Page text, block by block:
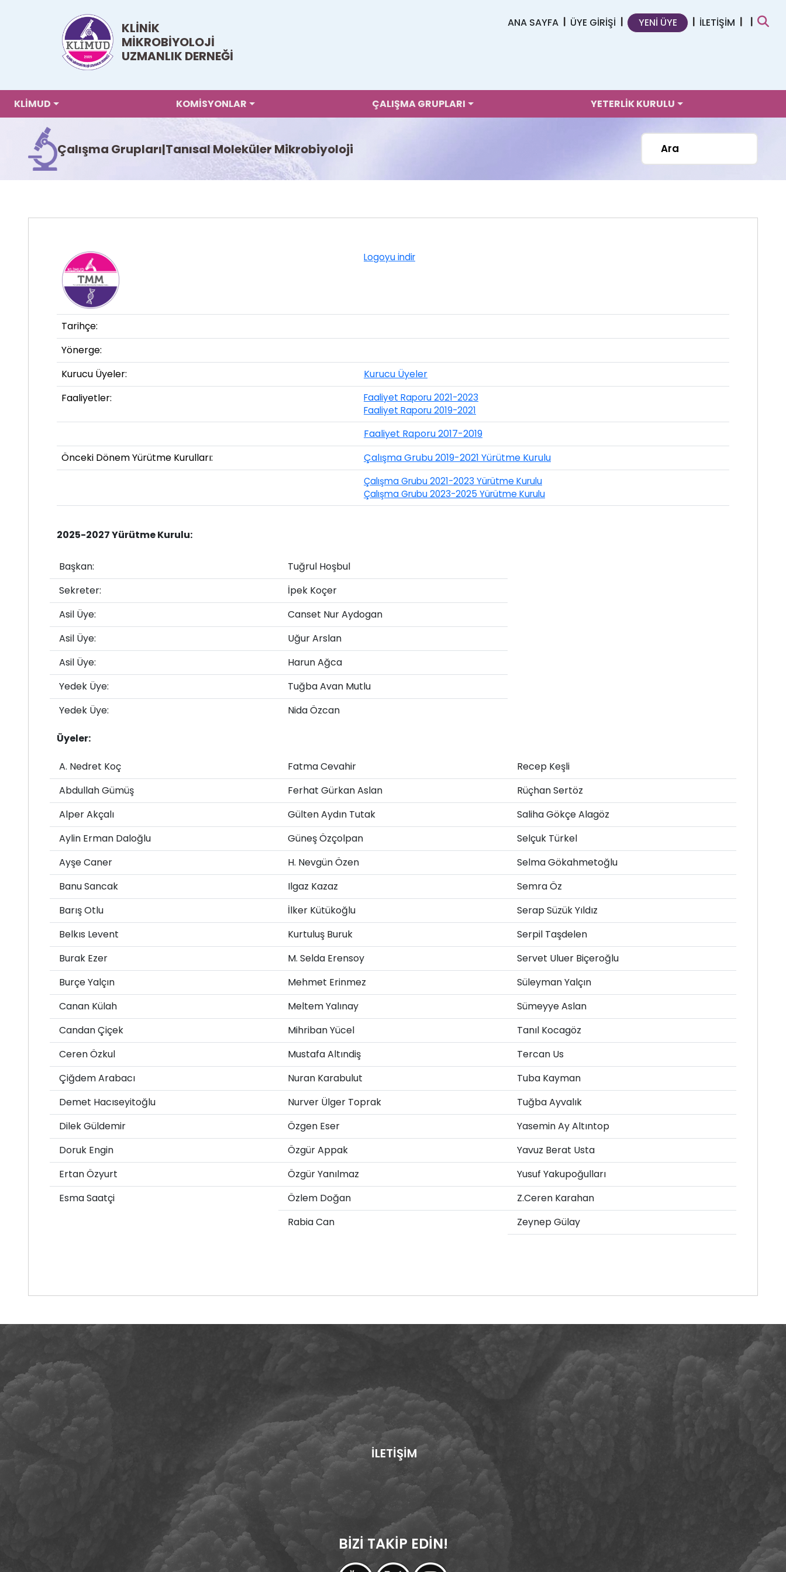
KLİNİK
MİKROBİYOLOJİ
UZMANLIK DERNEĞİ
ANA SAYFA ÜYE GİRİŞİ YENİ ÜYE İLETİŞİM
KLİMUD KOMİSYONLAR ÇALIŞMA GRUPLARI YETERLİK KURULU
Çalışma Grupları|Tanısal Moleküler Mikrobiyoloji
Logoyu indir
Tarihçe:
Yönerge:
Kurucu Üyeler:
Kurucu Üyeler
Faaliyetler:
Faaliyet Raporu 2021-2023
Faaliyet Raporu 2019-2021
Faaliyet Raporu 2017-2019
Önceki Dönem Yürütme Kurulları:
Çalışma Grubu 2019-2021 Yürütme Kurulu
Çalışma Grubu 2021-2023 Yürütme Kurulu
Çalışma Grubu 2023-2025 Yürütme Kurulu
2025-2027 Yürütme Kurulu:
Başkan:
Sekreter:
Asil Üye:
Asil Üye:
Asil Üye:
Yedek Üye:
Yedek Üye:
Tuğrul Hoşbul
İpek Koçer
Canset Nur Aydogan
Uğur Arslan
Harun Ağca
Tuğba Avan Mutlu
Nida Özcan
Üyeler:
A. Nedret Koç
Abdullah Gümüş
Alper Akçalı
Aylin Erman Daloğlu
Ayşe Caner
Banu Sancak
Barış Otlu
Belkıs Levent
Burak Ezer
Burçe Yalçın
Canan Külah
Candan Çiçek
Ceren Özkul
Çiğdem Arabacı
Demet Hacıseyitoğlu
Dilek Güldemir
Doruk Engin
Ertan Özyurt
Esma Saatçi
Fatma Cevahir
Ferhat Gürkan Aslan
Gülten Aydın Tutak
Güneş Özçolpan
H. Nevgün Özen
Ilgaz Kazaz
İlker Kütükoğlu
Kurtuluş Buruk
M. Selda Erensoy
Mehmet Erinmez
Meltem Yalınay
Mihriban Yücel
Mustafa Altındiş
Nuran Karabulut
Nurver Ülger Toprak
Özgen Eser
Özgür Appak
Özgür Yanılmaz
Özlem Doğan
Rabia Can
Recep Keşli
Rüçhan Sertöz
Saliha Gökçe Alagöz
Selçuk Türkel
Selma Gökahmetoğlu
Semra Öz
Serap Süzük Yıldız
Serpil Taşdelen
Servet Uluer Biçeroğlu
Süleyman Yalçın
Sümeyye Aslan
Tanıl Kocagöz
Tercan Us
Tuba Kayman
Tuğba Ayvalık
Yasemin Ay Altıntop
Yavuz Berat Usta
Yusuf Yakupoğulları
Z.Ceren Karahan
Zeynep Gülay
İLETİŞİM
BİZİ TAKİP EDİN!